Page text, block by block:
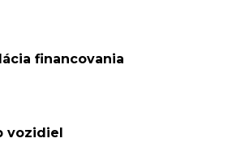
financovania
vozidiel